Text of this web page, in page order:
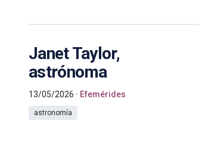
Janet Taylor,
astrónoma
13/05/2026 Efemérides
astronomía